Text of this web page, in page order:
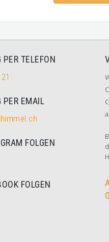
PER TELEFON
PER EMAIL
FOLGEN
FOLGEN